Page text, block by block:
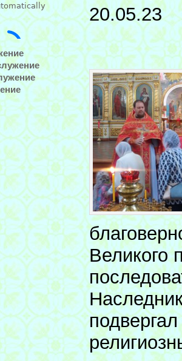
20.05.23
Великого